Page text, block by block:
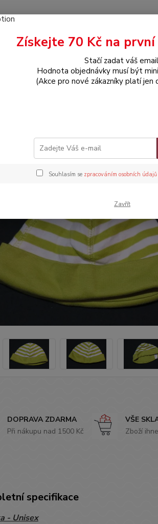
Hledat
DOPRAVA ZDARMA
Při nákupu nad 1500 Kč
VŠE
Zboží
specifikace
- Unisex
Získejte 70 Kč na
Stačí zadat váš
Hodnota objednávky musí být
(Akce pro nové zákazníky platí jen
Souhlasím se zpracováním osobních údajů
Zavřít